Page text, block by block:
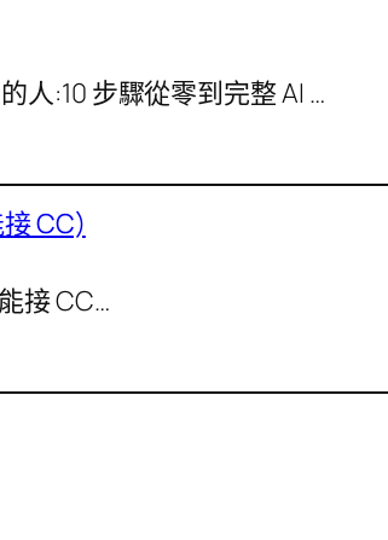
人:10 步驟從零到完整 AI …
CC)
接 CC…